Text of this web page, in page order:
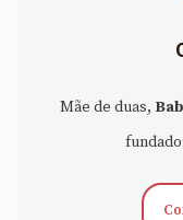
Mãe de duas,